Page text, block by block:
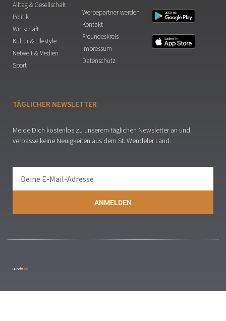
Alltag & Gesellschaft
Politik
Wirtschaft
Kultur & Lifestyle
Netwelt & Medien
Sport
Werbepartner werden
Kontakt
Freundeskreis
Impressum
Datenschutz
TÄGLICHER NEWSLETTER
Melde Dich kostenlos zu unserem täglichen Newsletter an und
verpasse keine Neuigkeiten aus dem St. Wendeler Land.
ANMELDEN